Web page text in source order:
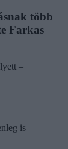
több
Farkas
–
is